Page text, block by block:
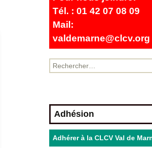
Tél. : 01 42 07 08 09
Mail:
valdemarne@clcv.org
Adhésion
Adhérer à la CLCV Val de